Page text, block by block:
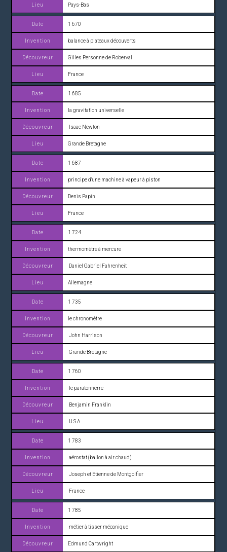
Pays-Bas
1 670
balance à plateaux découverts
Gilles Personne de Roberval
France
1 685
la gravitation universelle
Isaac Newton
Grande Bretagne
1 687
principe d'une machine à vapeur à piston
Denis Papin
France
1 724
thermomètre à mercure
Daniel Gabriel Fahrenheit
Allemagne
1 735
le chronomètre
John Harrison
Grande Bretagne
1 760
le paratonnerre
Benjamin Franklin
U.S.A
1 783
aérostat (ballon à air chaud)
Joseph et Etienne de Montgolfier
France
1 785
métier à tisser mécanique
Edmund Cartwright